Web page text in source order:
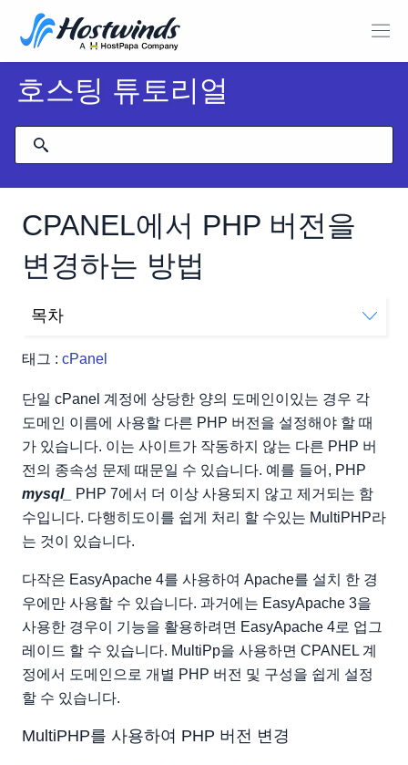
호스팅 튜토리얼
CPANEL에서 PHP 버전을
변경하는 방법
태그 : cPanel
목차
단일 cPanel 계정에 상당한 양의 도메인이있는 경우 각
도메인 이름에 사용할 다른 PHP 버전을 설정해야 할 때
가 있습니다. 이는 사이트가 작동하지 않는 다른 PHP 버
전의 종속성 문제 때문일 수 있습니다. 예를 들어, PHP
mysql_
PHP 7에서 더 이상 사용되지 않고 제거되는 함
수입니다. 다행히도이를 쉽게 처리 할 수있는 MultiPHP라
는 것이 있습니다.
다작은 EasyApache 4를 사용하여 Apache를 설치 한 경
우에만 사용할 수 있습니다. 과거에는 EasyApache 3을
사용한 경우이 기능을 활용하려면 EasyApache 4로 업그
레이드 할 수 있습니다. MultiPp을 사용하면 CPANEL 계
정에서 도메인으로 개별 PHP 버전 및 구성을 쉽게 설정
할 수 있습니다.
MultiPHP를 사용하여 PHP 버전 변경